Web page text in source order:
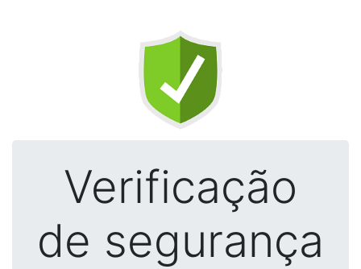
Verificação
de segurança